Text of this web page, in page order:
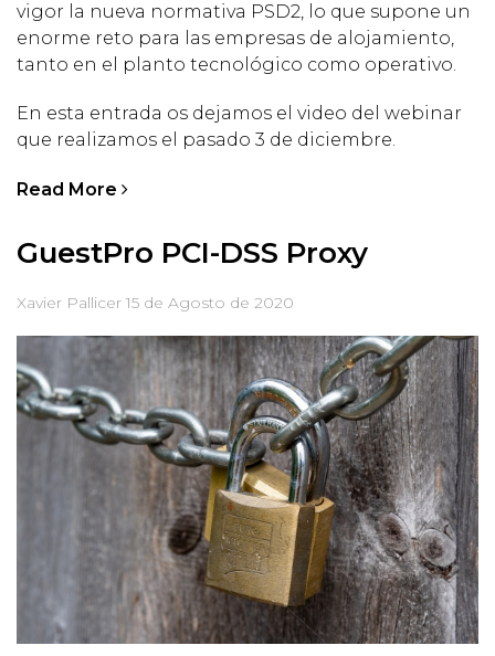
vigor la nueva normativa PSD2, lo que supone un
enorme reto para las empresas de alojamiento,
tanto en el planto tecnológico como operativo.
En esta entrada os dejamos el video del webinar
que realizamos el pasado 3 de diciembre.
Read More
GuestPro PCI-DSS Proxy
Xavier Pallicer 15 de Agosto de 2020